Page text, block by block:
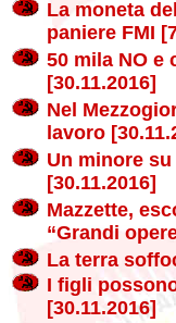
La moneta
paniere FMI
50 mila NO e
[30.11.2016]
Nel
lavoro
Un minore
[30.11.2016]
Mazzette,
“Grandi
La terra
I figli
[30.11.2016]